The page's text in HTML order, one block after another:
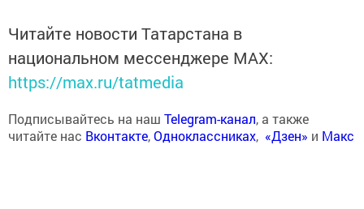
Читайте новости Татарстана в
национальном мессенджере MАХ:
https://max.ru/tatmedia
Подписывайтесь на наш Telegram-канал, а также
читайте нас Вконтакте,Одноклассниках, «Дзен» и Макс